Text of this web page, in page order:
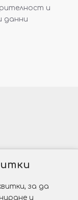
и
данни
за да
и